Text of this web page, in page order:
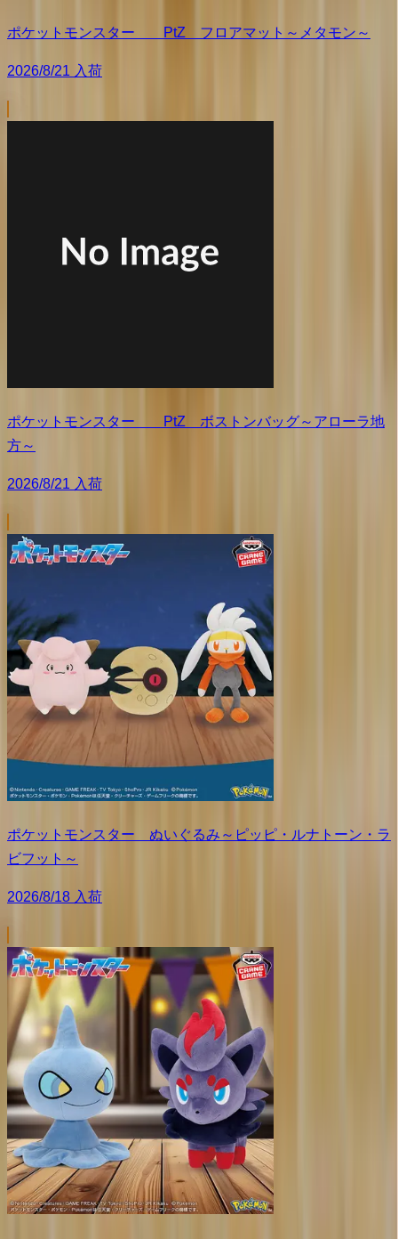
ポケットモンスター PtZ フロアマット～メタモン～
2026/8/21 入荷
ポケットモンスター PtZ ボストンバッグ～アローラ地
方～
2026/8/21 入荷
ポケットモンスター ぬいぐるみ～ピッピ・ルナトーン・ラ
ビフット～
2026/8/18 入荷